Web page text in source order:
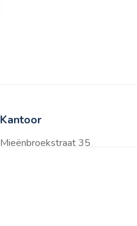
Kantoor
Mieënbroekstraat 35